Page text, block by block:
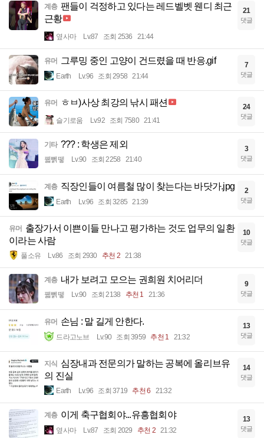
계층 팬들이 걱정하고 있다는 레드벨벳 웬디 최근
근황
옆사마 Lv.87 조회 2536 21:44
21
댓글
유머 그루밍 중인 고양이 건드렸을 때 반응.gif
Earth Lv.96 조회 2958 21:44
7
댓글
유머 ㅎㅂ)사상 최강의 낚시 패션
슬기로움 Lv.92 조회 7580 21:41
24
댓글
기타 ??? : 학생은 제외
꿻뻵뗗 Lv.90 조회 2258 21:40
3
댓글
계층 직장인들이 여름철 많이 찾는다는 바닷가.jpg
Earth Lv.96 조회 3285 21:39
2
댓글
유머 출장가서 이쁜이들 만나고 평가하는 것도 업무의 일환
이라는 사람
풀소유 Lv.86 조회 2930 추천 2 21:38
10
댓글
계층 내가 보려고 모으는 권희원 치어리더
꿻뻵뗗 Lv.90 조회 2138 추천 1 21:36
9
댓글
유머 손님 : 말 길게 안한다.
드라고노브 Lv.90 조회 3959 추천 1 21:32
13
댓글
지식
심장내과 전문의가 말하는 공복에 올리브유
의 진실
Earth Lv.96 조회 3719 추천 6 21:32
14
댓글
계층 이게 축구협회야...유흥협회야
옆사마 Lv.87 조회 2029 추천 2 21:32
13
댓글